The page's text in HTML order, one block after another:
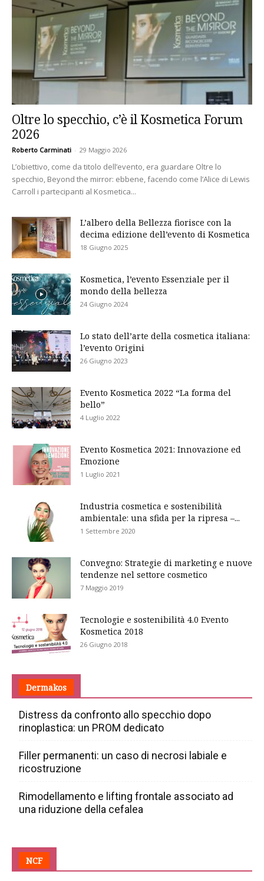
Oltre lo specchio, c’è il Kosmetica Forum
2026
Roberto Carminati - 29 Maggio 2026
L’obiettivo, come da titolo dell’evento, era guardare Oltre lo
specchio, Beyond the mirror: ebbene, facendo come l’Alice di Lewis
Carroll i partecipanti al Kosmetica...
L’albero della Bellezza fiorisce con la
decima edizione dell’evento di Kosmetica
18 Giugno 2025
Kosmetica, l’evento Essenziale per il
mondo della bellezza
24 Giugno 2024
Lo stato dell’arte della cosmetica italiana:
l’evento Origini
26 Giugno 2023
Evento Kosmetica 2022 “La forma del
bello”
4 Luglio 2022
Evento Kosmetica 2021: Innovazione ed
Emozione
1 Luglio 2021
Industria cosmetica e sostenibilità
ambientale: una sfida per la ripresa –...
1 Settembre 2020
Convegno: Strategie di marketing e nuove
tendenze nel settore cosmetico
7 Maggio 2019
Tecnologie e sostenibilità 4.0 Evento
Kosmetica 2018
26 Giugno 2018
Dermakos
Distress da confronto allo specchio dopo
rinoplastica: un PROM dedicato
Filler permanenti: un caso di necrosi labiale e
ricostruzione
Rimodellamento e lifting frontale associato ad
una riduzione della cefalea
NCF